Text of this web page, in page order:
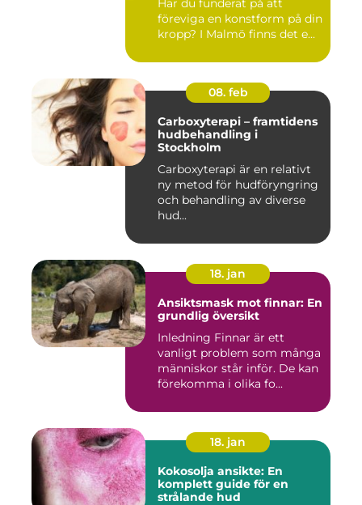
föreviga en konstform på din
kropp? I Malmö finns det e...
08. feb
Carboxyterapi – framtidens
hudbehandling i
Stockholm
Carboxyterapi är en relativt
ny metod för hudföryngring
och behandling av diverse
hud...
18. jan
Ansiktsmask mot finnar: En
grundlig översikt
Inledning Finnar är ett
vanligt problem som många
människor står inför. De kan
förekomma i olika fo...
18. jan
Kokosolja ansikte: En
komplett guide för en
strålande hud